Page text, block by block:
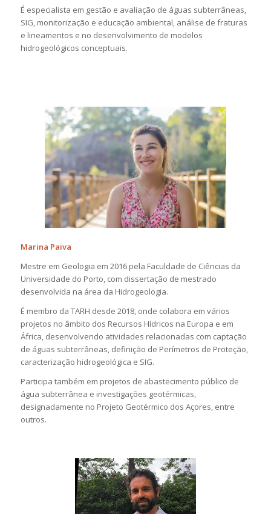
É especialista em gestão e avaliação de águas subterrâneas,
SIG, monitorização e educação ambiental, análise de fraturas
e lineamentos e no desenvolvimento de modelos
hidrogeológicos conceptuais.
Marina Paiva
Mestre em Geologia em 2016 pela Faculdade de Ciências da
Universidade do Porto, com dissertação de mestrado
desenvolvida na área da Hidrogeologia.
É membro da TARH desde 2018, onde colabora em vários
projetos no âmbito dos Recursos Hídricos na Europa e em
África, desenvolvendo atividades relacionadas com captação
de águas subterrâneas, definição de Perímetros de Proteção,
caracterização hidrogeológica e SIG.
Participa também em projetos de abastecimento público de
água subterrânea e investigações geotérmicas,
designadamente no Projeto Geotérmico dos Açores, entre
outros.